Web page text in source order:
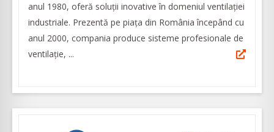
anul 1980, oferă soluții inovative în domeniul ventilației
industriale. Prezentă pe piața din România începând cu
anul 2000, compania produce sisteme profesionale de
ventilaţie, ...